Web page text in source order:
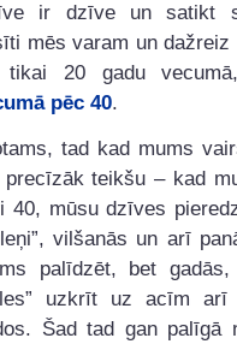
ir dzīve un satikt
mēs varam un dažreiz
tikai 20 gadu
pēc 40.
tad kad mums
precīzāk teikšu – kad
40, mūsu dzīves
vilšanās un arī
palīdzēt, bet
uzkrīt uz acīm arī
Šad tad gan palīgā